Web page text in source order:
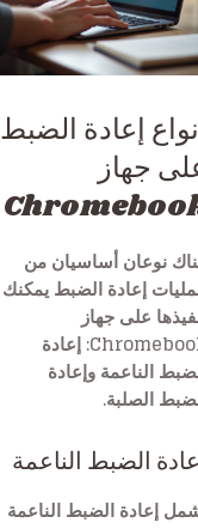
إعادة الضبط
جهاز
نوعان أساسيان من
إعادة الضبط يمكنك
على جهاز
Chromebook: إعادة
الناعمة وإعادة
الصلبة.
الضبط الناعمة
إعادة الضبط الناعمة